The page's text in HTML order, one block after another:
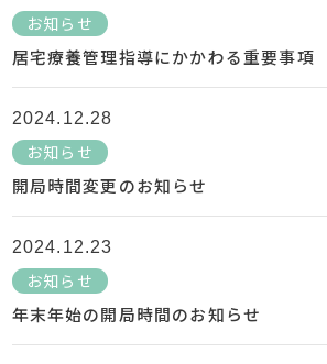
お知らせ
居宅療養管理指導にかかわる重要事項
2024.12.28
お知らせ
開局時間変更のお知らせ
2024.12.23
お知らせ
年末年始の開局時間のお知らせ